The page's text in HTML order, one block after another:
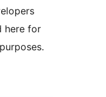
here for